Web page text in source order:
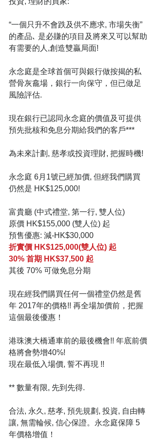
“一個只升不會跌及供不應求, 市場失衡”
的產品､ 是必賺的項目及將來又可以幫助
有需要的人,創造雙贏局面!
永念庭是全球首個可與銀行做按揭的私
營骨灰龕場，銀行一向保守，但已做足
風險評估.
現在銀行已認同永念庭的價值及可提供
預先批核和免息分期給我們的客戶***
為未來計劃, 慈孝或投資理財, 把握時機!
永念庭 6月1號已經加價, 但經我們購買
仍然是 HK$125,000!
富貴廳 (中式禮堂, 第一行, 雙人位)
原價 HK$155,000 (雙人位) 起
預售優惠: 減-HK$30,000
折實價 HK$125,000(雙人位) 起
30% 首期 HK$37,500 起
其後 70% 可做免息分期
現在經我們購買任何一個禮堂仍然是舊
年 2017年的價格!! 再全場加價前，把握
這個最後優惠！
港珠澳大橋通車前的最後機會!! 年底前價
格將會勢增40%!
現在最低入場價, 誓不再現 !!
** 數量有限, 先到先得.
合法, 永久, 慈孝, 預先規劃, 投資, 自由轉
讓, 無需輪候, 信心保證。永念庭保障 5
年價格增值！